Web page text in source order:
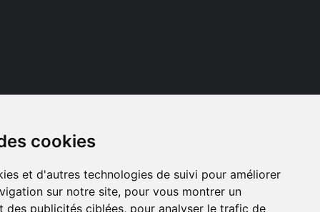
cookies
et d'autres technologies de suivi pour améliorer
sur notre site, pour vous montrer un
des publicités ciblées, pour analyser le trafic de